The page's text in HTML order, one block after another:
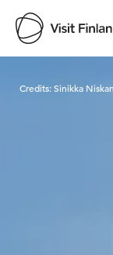
Credits:Sinikka